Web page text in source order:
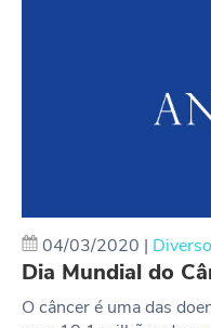
04/03/2020 |
Dia Mundial do
O câncer é uma das